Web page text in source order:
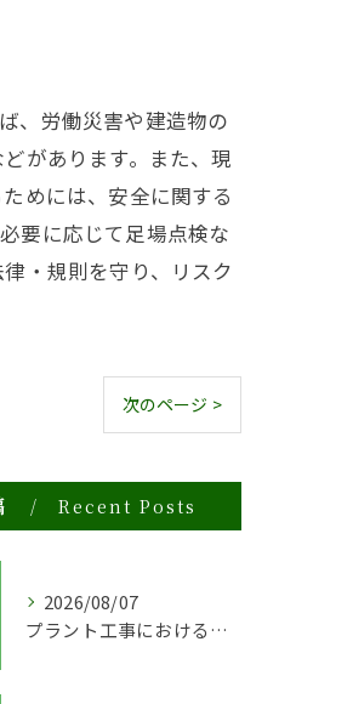
、労働災害や建造物の
があります。また、現
めには、安全に関する
要に応じて足場点検な
・規則を守り、リスク
次のページ >
Recent Posts
2026/08/07
プラント工事における足場工事の安全対策と施工の重要性